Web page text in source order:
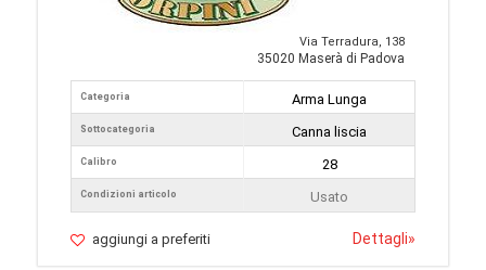
Via Terradura, 138
35020 Maserà di Padova
Categoria
Sottocategoria
Calibro
Condizioni articolo
Arma Lunga
Canna liscia
28
Usato
aggiungi a preferiti Dettagli»